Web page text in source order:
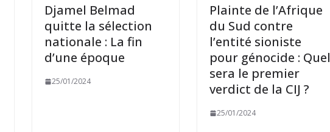
Djamel Belmad
quitte la sélection
nationale : La fin
d’une époque
25/01/2024
Plainte de l’Afrique
du Sud contre
l’entité sioniste
pour génocide : Quel
sera le premier
verdict de la CIJ ?
25/01/2024